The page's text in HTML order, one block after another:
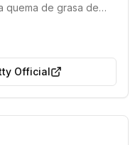
quema de grasa de
cetogénica. Permite
el campo de la
Official